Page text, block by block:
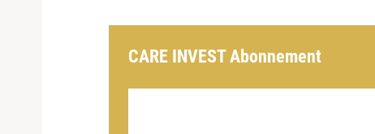
CARE INVEST Abonnement